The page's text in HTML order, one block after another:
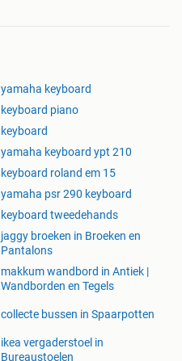
yamaha keyboard
keyboard piano
keyboard
yamaha keyboard ypt 210
keyboard roland em 15
yamaha psr 290 keyboard
keyboard tweedehands
jaggy broeken in Broeken en
Pantalons
makkum wandbord in Antiek |
Wandborden en Tegels
collecte bussen in Spaarpotten
ikea vergaderstoel in
Bureaustoelen